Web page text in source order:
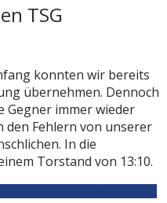
TSG
konnten wir bereits
übernehmen. Dennoch
Gegner immer wieder
den Fehlern von unserer
In die
Torstand von 13:10.